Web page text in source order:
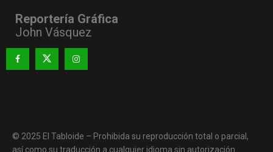
Reportería Gráfica
John Vásquez
© 2025 El Tabloide – Prohibida su reproducción total o parcial,
así como su traducción a cualquier idioma sin autorización